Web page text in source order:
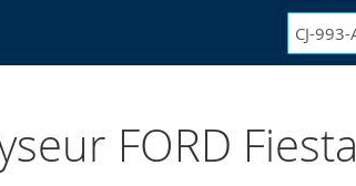
FORD Fiesta